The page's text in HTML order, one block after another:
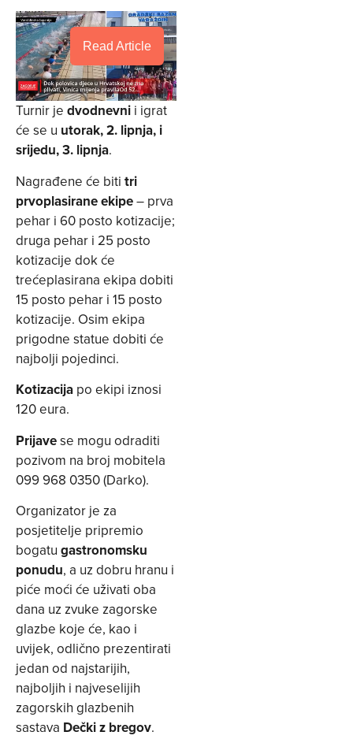
Read Article
Turnir je dvodnevni i igrat
će se u utorak, 2. lipnja, i
srijedu, 3. lipnja.
Nagrađene će biti tri
prvoplasirane ekipe– prva
pehar i 60 posto kotizacije;
druga pehar i 25 posto
kotizacije dok će
trećeplasirana ekipa dobiti
15 posto pehar i 15 posto
kotizacije. Osim ekipa
prigodne statue dobiti će
najbolji pojedinci.
Kotizacija po ekipi iznosi
120 eura.
Prijavese mogu odraditi
pozivom na broj mobitela
099 968 0350 (Darko).
Organizator je za
posjetitelje pripremio
bogatu gastronomsku
ponudu, a uz dobru hranu i
piće moći će uživati oba
dana uz zvuke zagorske
glazbe koje će, kao i
uvijek, odlično prezentirati
jedan od najstarijih,
najboljih i najveselijih
zagorskih glazbenih
sastava Dečki z bregov.